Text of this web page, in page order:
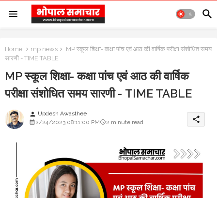
Home mp news
MP स्कूल शिक्षा- कक्षा पांच एवं आठ की वार्षिक परीक्षा संशोधित समय
सारणी - TIME TABLE
MP स्कूल शिक्षा- कक्षा पांच एवं आठ की वार्षिक
परीक्षा संशोधित समय सारणी - TIME TABLE
person Updesh Awasthee
2/24/2023 08:11:00 PM
2 minute read share